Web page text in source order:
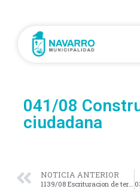
041/08
ciudadana
NOTICIA ANTERIOR
1139/08 Escrituracion de terrenos